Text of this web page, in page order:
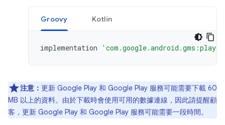
Groovy Kotlin
implementation
注意： 更新 Google Play 和 Google Play 服務可能需要下載 60
MB 以上的資料。由於下載時會使用可用的數據連線，因此請提醒顧
客，更新 Google Play 和 Google Play 服務可能需要一段時間。